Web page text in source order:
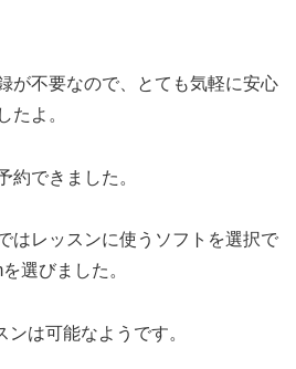
が不要なので、とても気軽に安心
たよ。
約できました。
はレッスンに使うソフトを選択で
選びました。
は可能なようです。